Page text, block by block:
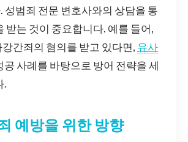
성범죄 전문 변호사와의 상담을 통
받는 것이 중요합니다. 예를 들어,
간죄의 혐의를 받고 있다면, 유사
공 사례를 바탕으로 방어 전략을 세
.
예방을 위한 방향